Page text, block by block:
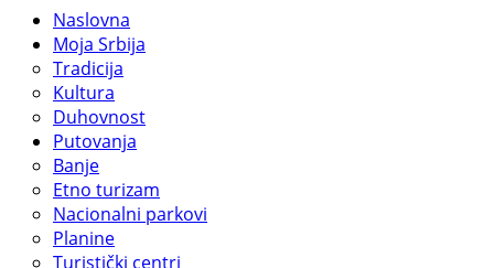
Naslovna
Moja Srbija
Tradicija
Kultura
Duhovnost
Putovanja
Banje
Etno turizam
Nacionalni parkovi
Planine
Turistički centri